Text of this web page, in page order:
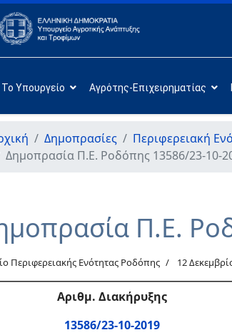
Το Υπουργείο Αγρότης-Επιχειρηματίας
Δημοπρασίες Περιφερειακή
Δημοπρασία Π.Ε. Ροδόπης 13586/23-10-
Π.Ε.
Περιφερειακής Ενότητας Ροδόπης 12
Αριθμ. Διακήρυξης
13586/23-10-2019